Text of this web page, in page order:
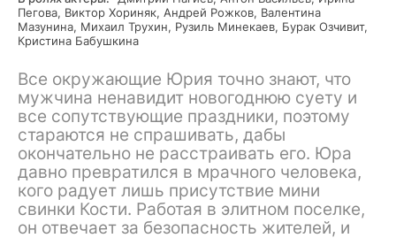
Пегова, Виктор Хориняк, Андрей Рожков, Валентина
Мазунина, Михаил Трухин, Рузиль Минекаев, Бурак Озчивит,
Кристина Бабушкина
Все окружающие Юрия точно знают, что
мужчина ненавидит новогоднюю суету и
все сопутствующие праздники, поэтому
стараются не спрашивать, дабы
окончательно не расстраивать его. Юра
давно превратился в мрачного человека,
кого радует лишь присутствие мини
свинки Кости. Работая в элитном поселке,
он отвечает за безопасность жителей, и